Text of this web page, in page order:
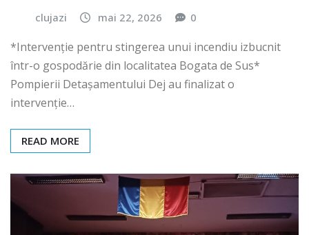
clujazi mai 22, 2026 0
*Intervenție pentru stingerea unui incendiu izbucnit
într-o gospodărie din localitatea Bogata de Sus*
Pompierii Detașamentului Dej au finalizat o
intervenție…
READ MORE